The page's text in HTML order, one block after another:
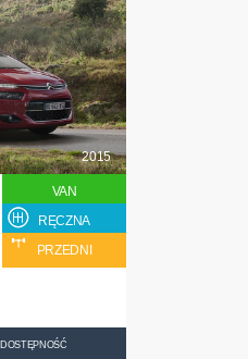
2015
VAN
RĘCZNA
PRZEDNI
DOSTĘPNOŚĆ